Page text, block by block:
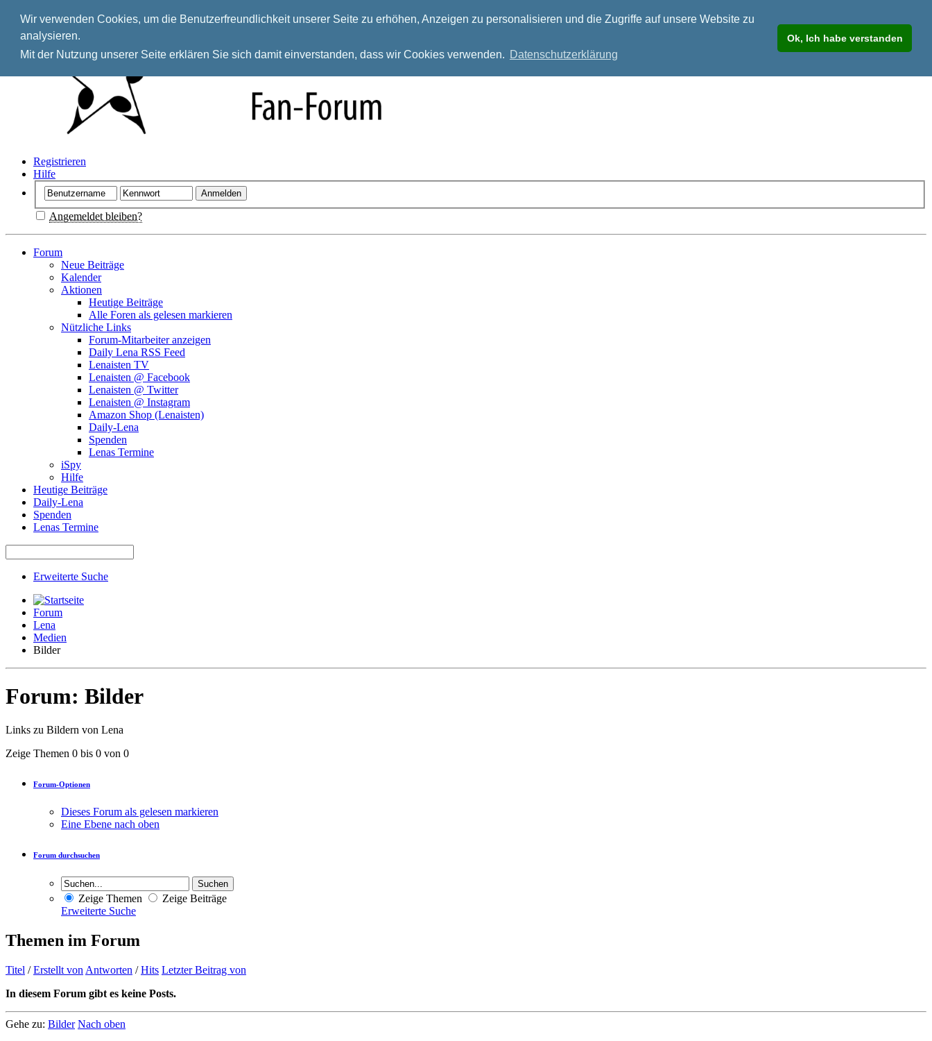
Wir verwenden Cookies, um die Benutzerfreundlichkeit unserer Seite zu erhöhen, Anzeigen zu personalisieren und die Zugriffe auf unsere Website zu
analysieren.
Mit der Nutzung unserer Seite erklären Sie sich damit einverstanden, dass wir Cookies verwenden. Datenschutzerklärung
Ok, Ich habe verstanden
Registrieren
Hilfe
Angemeldet bleiben?
Forum
Neue Beiträge
Kalender
Aktionen
Heutige Beiträge
Alle Foren als gelesen markieren
Nützliche Links
Forum-Mitarbeiter anzeigen
Daily Lena RSS Feed
Lenaisten TV
Lenaisten @ Facebook
Lenaisten @ Twitter
Lenaisten @ Instagram
Amazon Shop (Lenaisten)
Daily-Lena
Spenden
Lenas Termine
iSpy
Hilfe
Heutige Beiträge
Daily-Lena
Spenden
Lenas Termine
Erweiterte Suche
Forum
Lena
Medien
Bilder
Forum: Bilder
Links zu Bildern von Lena
Zeige Themen 0 bis 0 von 0
Forum-Optionen
Dieses Forum als gelesen markieren
Eine Ebene nach oben
Forum durchsuchen
Zeige Themen
Zeige Beiträge
Erweiterte Suche
Themen im Forum
Titel /Erstellt von Antworten /Hits Letzter Beitrag von
In diesem Forum gibt es keine Posts.
Gehe zu: Bilder Nach oben